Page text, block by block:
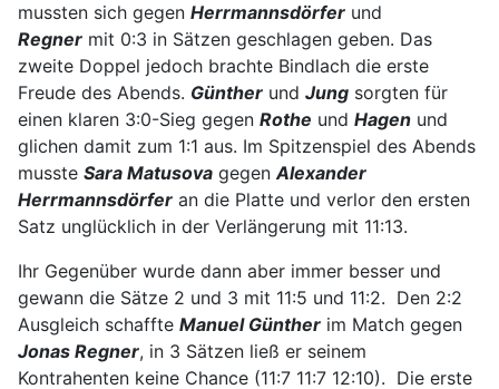
mussten sich gegen Herrmannsdörfer und
Regner mit 0:3 in Sätzen geschlagen geben. Das
zweite Doppel jedoch brachte Bindlach die erste
Freude des Abends. Günther und Jung sorgten für
einen klaren 3:0-Sieg gegen Rothe und Hagen und
glichen damit zum 1:1 aus. Im Spitzenspiel des Abends
musste Sara Matusova gegenAlexander
Herrmannsdörfer an die Platte und verlor den ersten
Satz unglücklich in der Verlängerung mit 11:13.
Ihr Gegenüber wurde dann aber immer besser und
gewann die Sätze 2 und 3 mit 11:5 und 11:2. Den 2:2
Ausgleich schaffte Manuel Günther im Match gegen
Jonas Regner, in 3 Sätzen ließ er seinem
Kontrahenten keine Chance (11:7 11:7 12:10). Die erste